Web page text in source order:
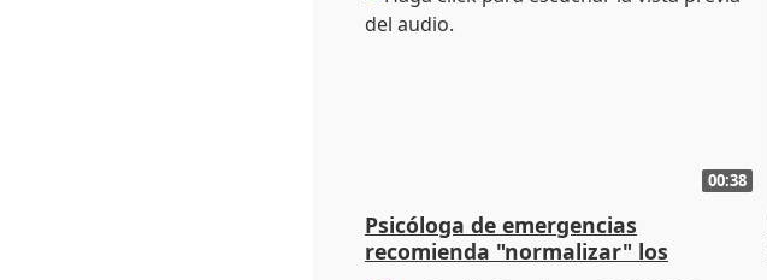
00:38
Psicóloga de emergencias
recomienda "normalizar" los